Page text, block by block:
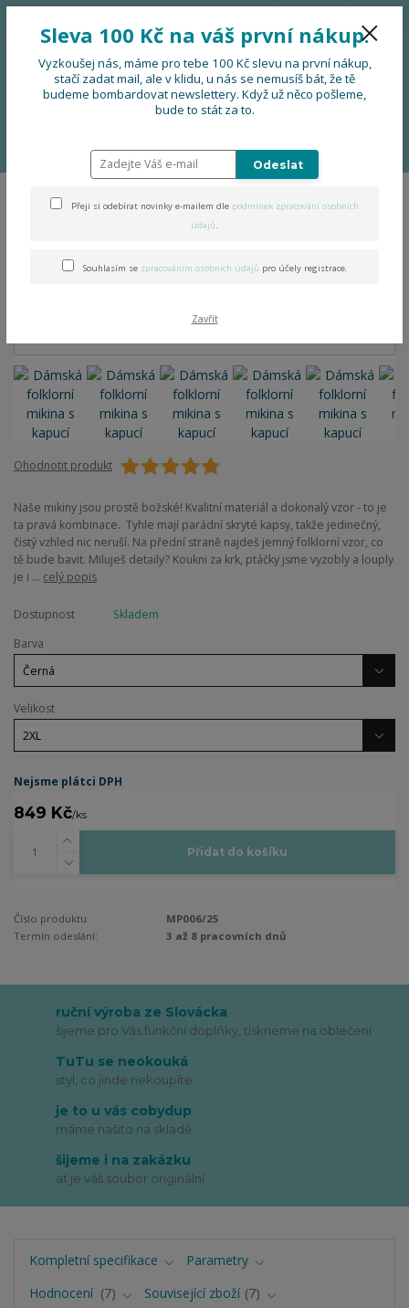
Menu
0 Kč
folklorní mikina s kapucí
Dámská folklorní mikina s
kapucí
Ohodnotit produkt
Naše mikiny jsou prostě božské! Kvalitní materiál a dokonalý vzor - to je
ta pravá kombinace. Tyhle mají parádní skryté kapsy, takže jedinečný,
čistý vzhled nic neruší. Na přední straně najdeš jemný folklorní vzor, co
tě bude bavit. Miluješ detaily? Koukni za krk, ptáčky jsme vyzobly a louply
je i ... celý popis
Dostupnost
Skladem
Barva
Velikost
Nejsme plátci DPH
849 Kč/ks
Přidat do košíku
Číslo produktu:
MP006/25
Termín odeslání:
3 až 8 pracovních dnů
ruční výroba ze Slovácka
šijeme pro Vás funkční doplňky, tiskneme na oblečení
TuTu se neokouká
styl, co jinde nekoupíte
je to u vás cobydup
máme našito na skladě
šijeme i na zakázku
ať je váš soubor originální
Kompletní specifikace
Parametry
Hodnocení
7 Související zboží 7
Sleva 100 Kč na váš první nákup.
Vyzkoušej nás, máme pro tebe 100 Kč slevu na první nákup,
stačí zadat mail, ale v klidu, u nás se nemusíš bát, že tě
budeme bombardovat newslettery. Když už něco pošleme,
bude to stát za to.
Odeslat
Přeji si odebírat novinky e-mailem dle podmínek zpracování osobních
údajů.
Souhlasím se zpracováním osobních údajů pro účely registrace.
Zavřít